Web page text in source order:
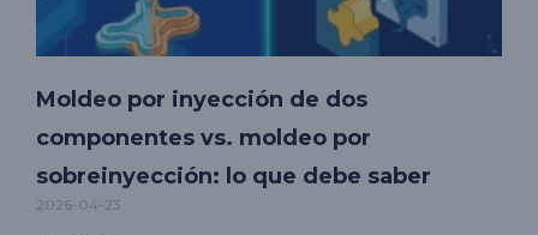
Moldeo por inyección de dos
componentes vs. moldeo por
sobreinyección: lo que debe saber
2026-04-23